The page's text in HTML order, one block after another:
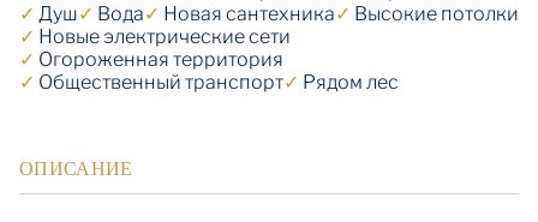
✓ Душ✓ Вода✓ Новая сантехника✓ Высокие потолки
✓ Новые электрические сети
✓ Огороженная территория
✓ Общественный транспорт✓ Рядом лес
ОПИСАНИЕ